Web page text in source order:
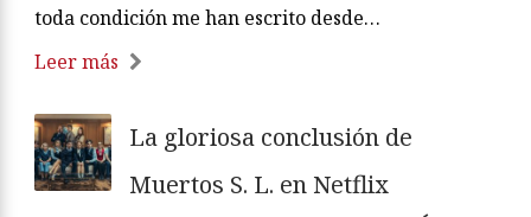
toda condición me han escrito desde…
Leer más
La gloriosa conclusión de
Muertos S. L. en Netflix